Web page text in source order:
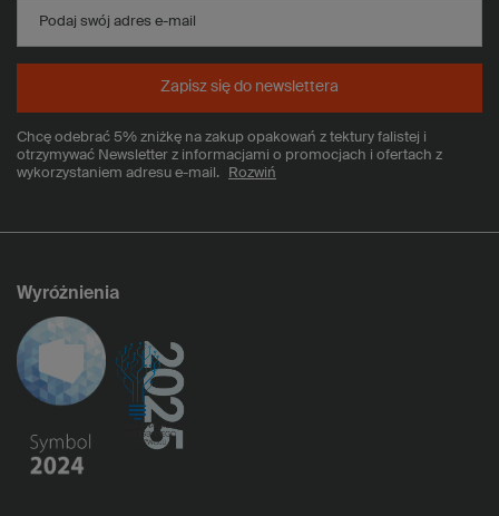
Podaj swój adres e-mail
Chcę odebrać 5% zniżkę na zakup opakowań z tektury falistej i
otrzymywać Newsletter z informacjami o promocjach i ofertach z
wykorzystaniem adresu e-mail.
Rozwiń
Zapisz się do newslettera
Wyróżnienia